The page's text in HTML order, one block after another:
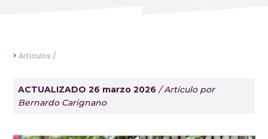
> Articulos /
ACTUALIZADO 26 marzo 2026 / Artículo por
Bernardo Carignano